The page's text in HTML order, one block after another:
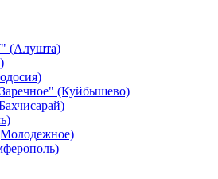
(Алушта)
(Куйбышево)